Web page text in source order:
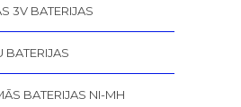
3V BATERIJAS
BATERIJAS
BATERIJAS NI-MH